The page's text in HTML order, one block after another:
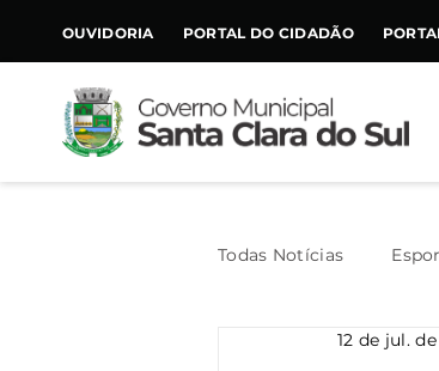
CONTEÚDO
OUVIDORIA PORTAL DO CIDADÃO
Todas Notícias
Assistência Social
12 de jul.